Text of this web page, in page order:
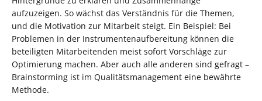
aufzuzeigen. So wächst das Verständnis für die Themen,
und die Motivation zur Mitarbeit steigt. Ein Beispiel: Bei
Problemen in der Instrumentenaufbereitung können die
beteiligten Mitarbeitenden meist sofort Vorschläge zur
Optimierung machen. Aber auch alle anderen sind gefragt –
Brainstorming ist im Qualitätsmanagement eine bewährte
Methode.